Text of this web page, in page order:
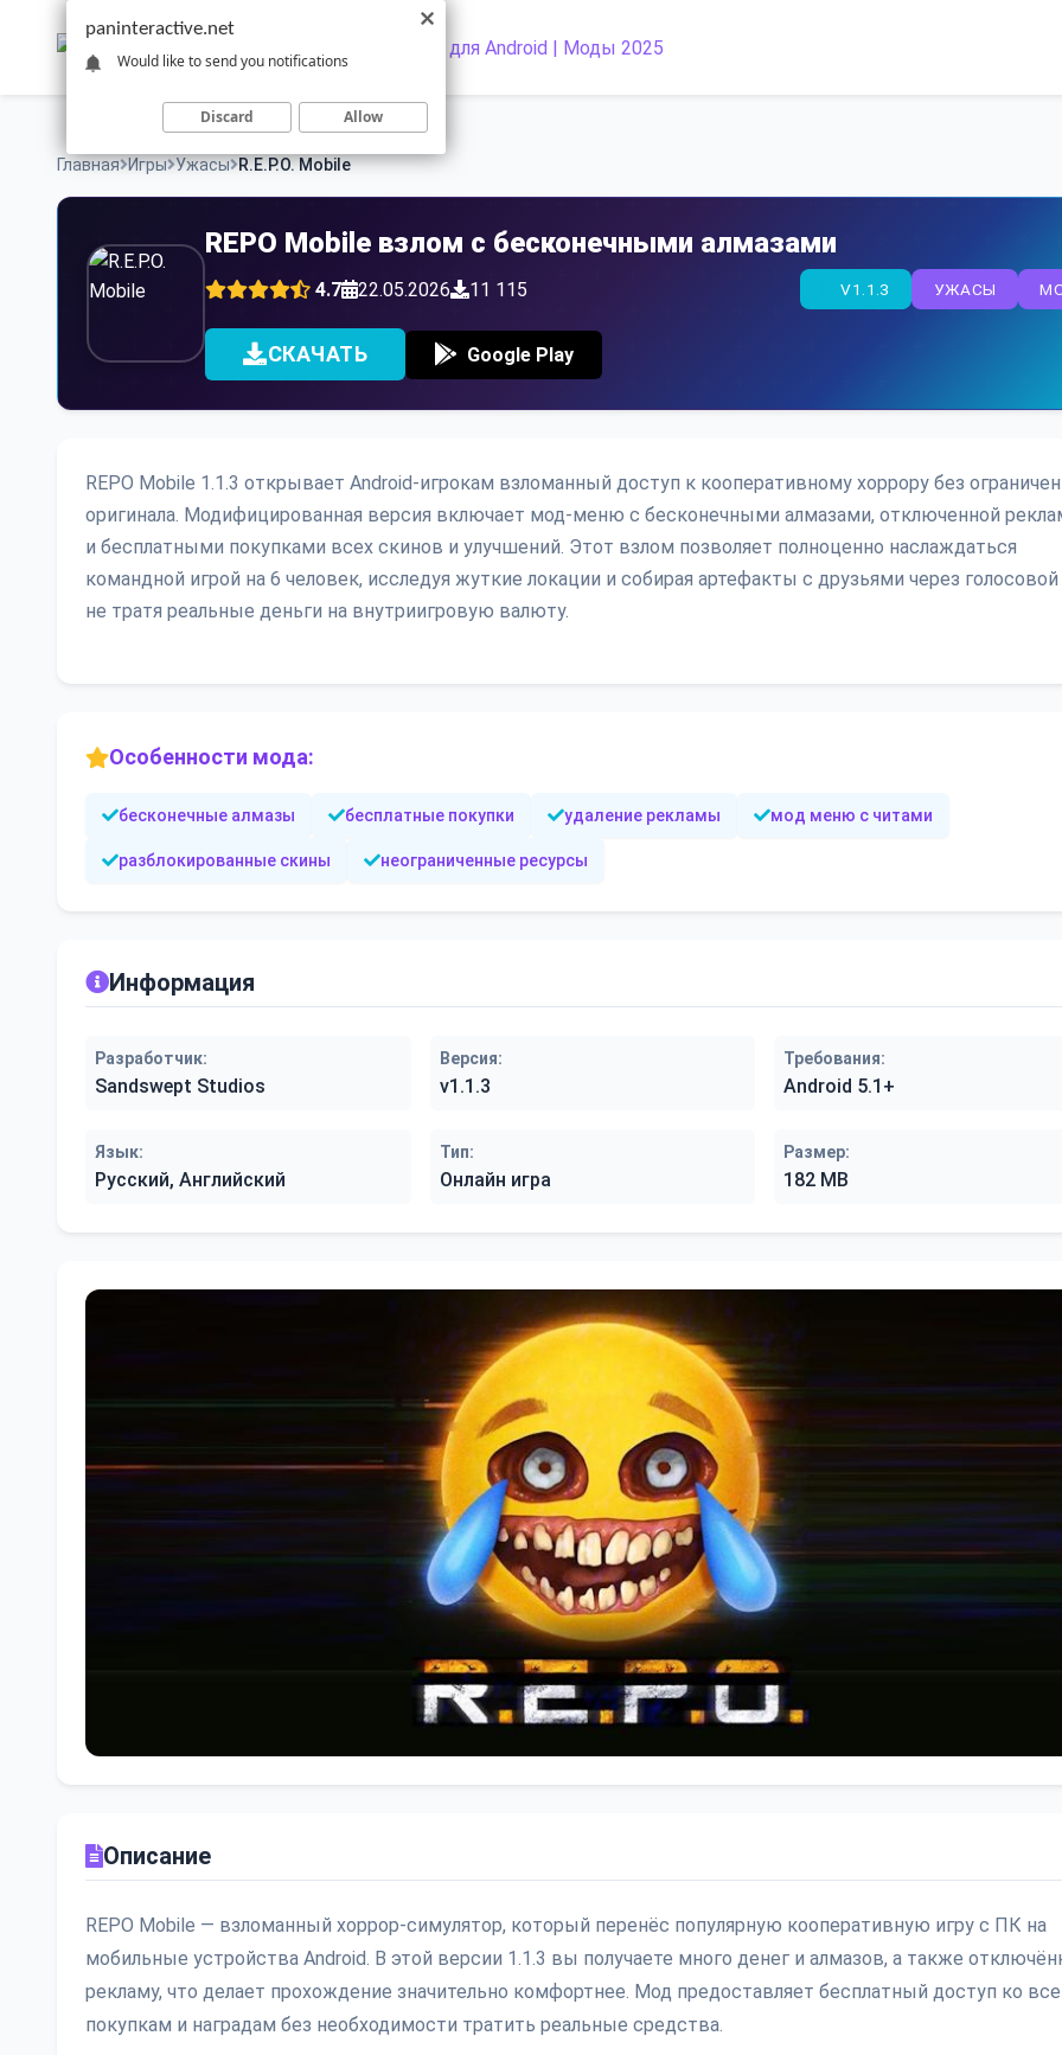
Главная Игры Ужасы R.E.P.O. Mobile
REPO Mobile взлом с бесконечными алмазами
4.7 22.05.2026 11 115 УЖАСЫ
V1.1.3
СКАЧАТЬ Google Play
REPO Mobile 1.1.3 открывает Android-игрокам взломанный доступ к кооперативному хоррору без
оригинала. Модифицированная версия включает мод-меню с бесконечными алмазами, отключенной
и бесплатными покупками всех скинов и улучшений. Этот взлом позволяет полноценно наслаждаться
командной игрой на 6 человек, исследуя жуткие локации и собирая артефакты с друзьями через голосовой
не тратя реальные деньги на внутриигровую валюту.
Особенности мода:
бесконечные алмазы бесплатные покупки удаление рекламы мод меню с читами
разблокированные скины неограниченные ресурсы
Информация
Разработчик:
Sandswept Studios
Версия:
v1.1.3
Требования:
Android 5.1+
Язык:
Русский, Английский
Тип:
Онлайн игра
Размер:
182 MB
Описание
REPO Mobile — взломанный хоррор-симулятор, который перенёс популярную кооперативную игру с ПК на
мобильные устройства Android. В этой версии 1.1.3 вы получаете много денег и алмазов, а также
рекламу, что делает прохождение значительно комфортнее. Мод предоставляет бесплатный доступ ко
покупкам и наградам без необходимости тратить реальные средства.
paninteractive.net
Would like to send you notifications
Discard Allow